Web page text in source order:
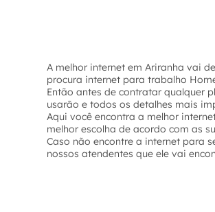
A melhor internet em Ariranha vai
procura internet para trabalho
Então antes de contratar qualquer
usarão e todos os detalhes mais
Aqui você encontra a melhor
melhor escolha de acordo com as
Caso não encontre a internet para
nossos atendentes que ele vai